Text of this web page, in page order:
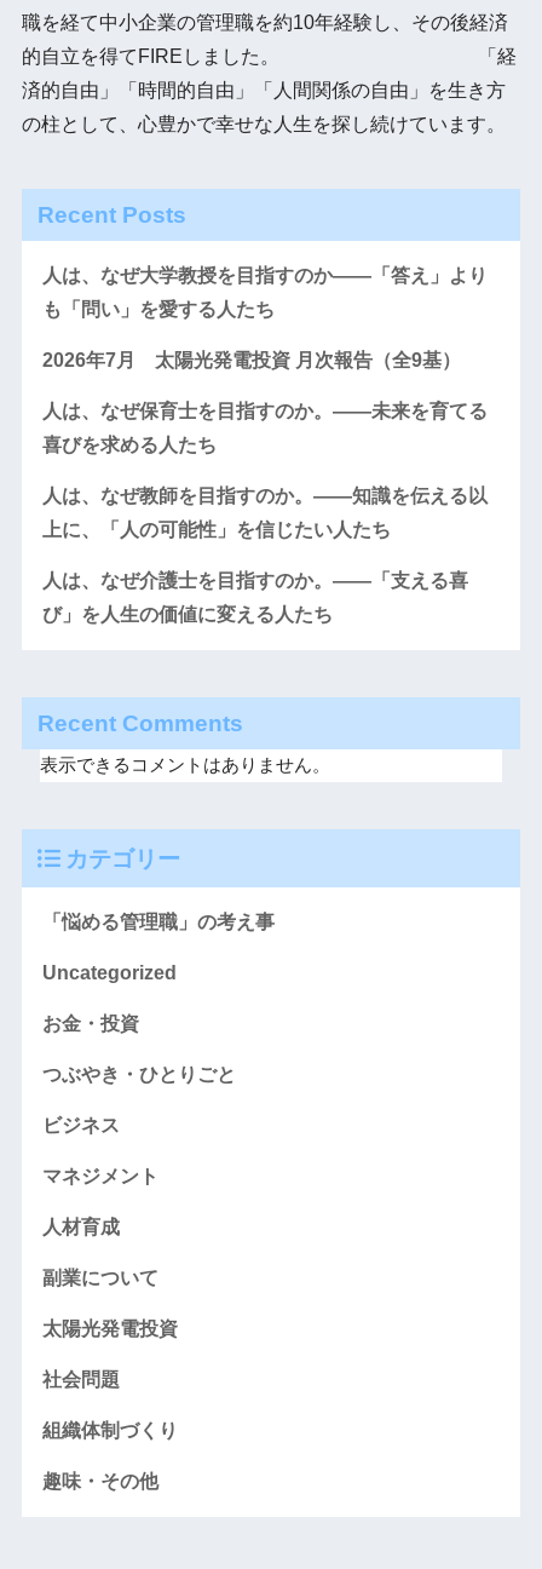
職を経て中小企業の管理職を約10年経験し、その後経済
的自立を得てFIREしました。 「経
済的自由」「時間的自由」「人間関係の自由」を生き方
の柱として、心豊かで幸せな人生を探し続けています。
Recent Posts
人は、なぜ大学教授を目指すのか――「答え」より
も「問い」を愛する人たち
2026年7月 太陽光発電投資 月次報告（全9基）
人は、なぜ保育士を目指すのか。――未来を育てる
喜びを求める人たち
人は、なぜ教師を目指すのか。――知識を伝える以
上に、「人の可能性」を信じたい人たち
人は、なぜ介護士を目指すのか。――「支える喜
び」を人生の価値に変える人たち
Recent Comments
表示できるコメントはありません。
カテゴリー
「悩める管理職」の考え事
Uncategorized
お金・投資
つぶやき・ひとりごと
ビジネス
マネジメント
人材育成
副業について
太陽光発電投資
社会問題
組織体制づくり
趣味・その他